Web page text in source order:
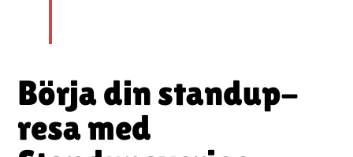
Börja din standup-
resa med